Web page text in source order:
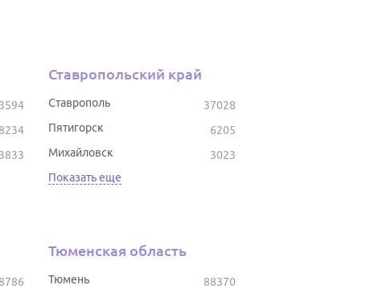
Ставропольский край
37028
Ставрополь
6205
Пятигорск
3023
Михайловск
Показать еще
Тюменская область
88370
Тюмень